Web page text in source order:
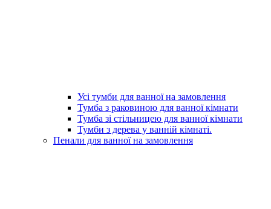
Усі тумби для ванної на замовлення
Тумба з раковиною для ванної кімнати
Тумба зі стільницею для ванної кімнати
Тумби з дерева у ванній кімнаті.
Пенали для ванної на замовлення